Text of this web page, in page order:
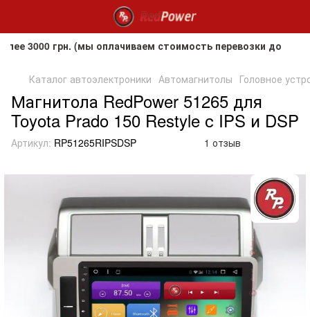
грн. (мы оплачиваем стоимость перевозки до
Каталог автоэлектроники Автомагнитолы Головное
Магнитола RedPower 51265 для
Toyota Prado 150 Restyle с IPS и DSP
Артикул: RP51265RIPSDSP 1 отзыв